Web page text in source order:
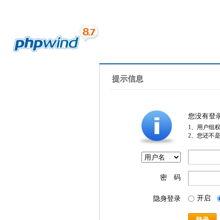
提示信息
您没有登
1、用户组
2、您还不
密 码
隐身登录 开启